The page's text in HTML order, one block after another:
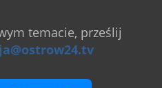
temacie, prześlij